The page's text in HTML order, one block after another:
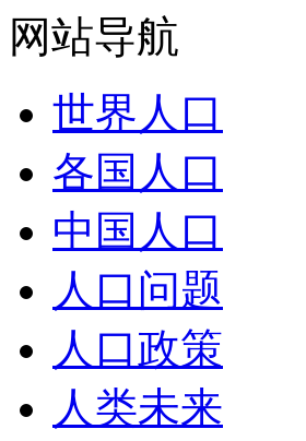
网站导航
世界人口
各国人口
中国人口
人口问题
人口政策
人类未来